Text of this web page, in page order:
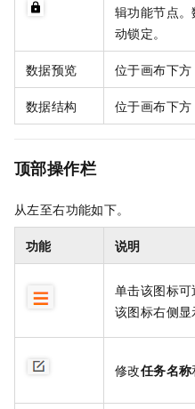
辑功能节点
动锁定。
数据预览 位于画布下方
数据结构 位于画布下方
顶部操作栏
从左至右功能如下。
功能 说明
单击该图标可
该图标右侧显
修改任务名称